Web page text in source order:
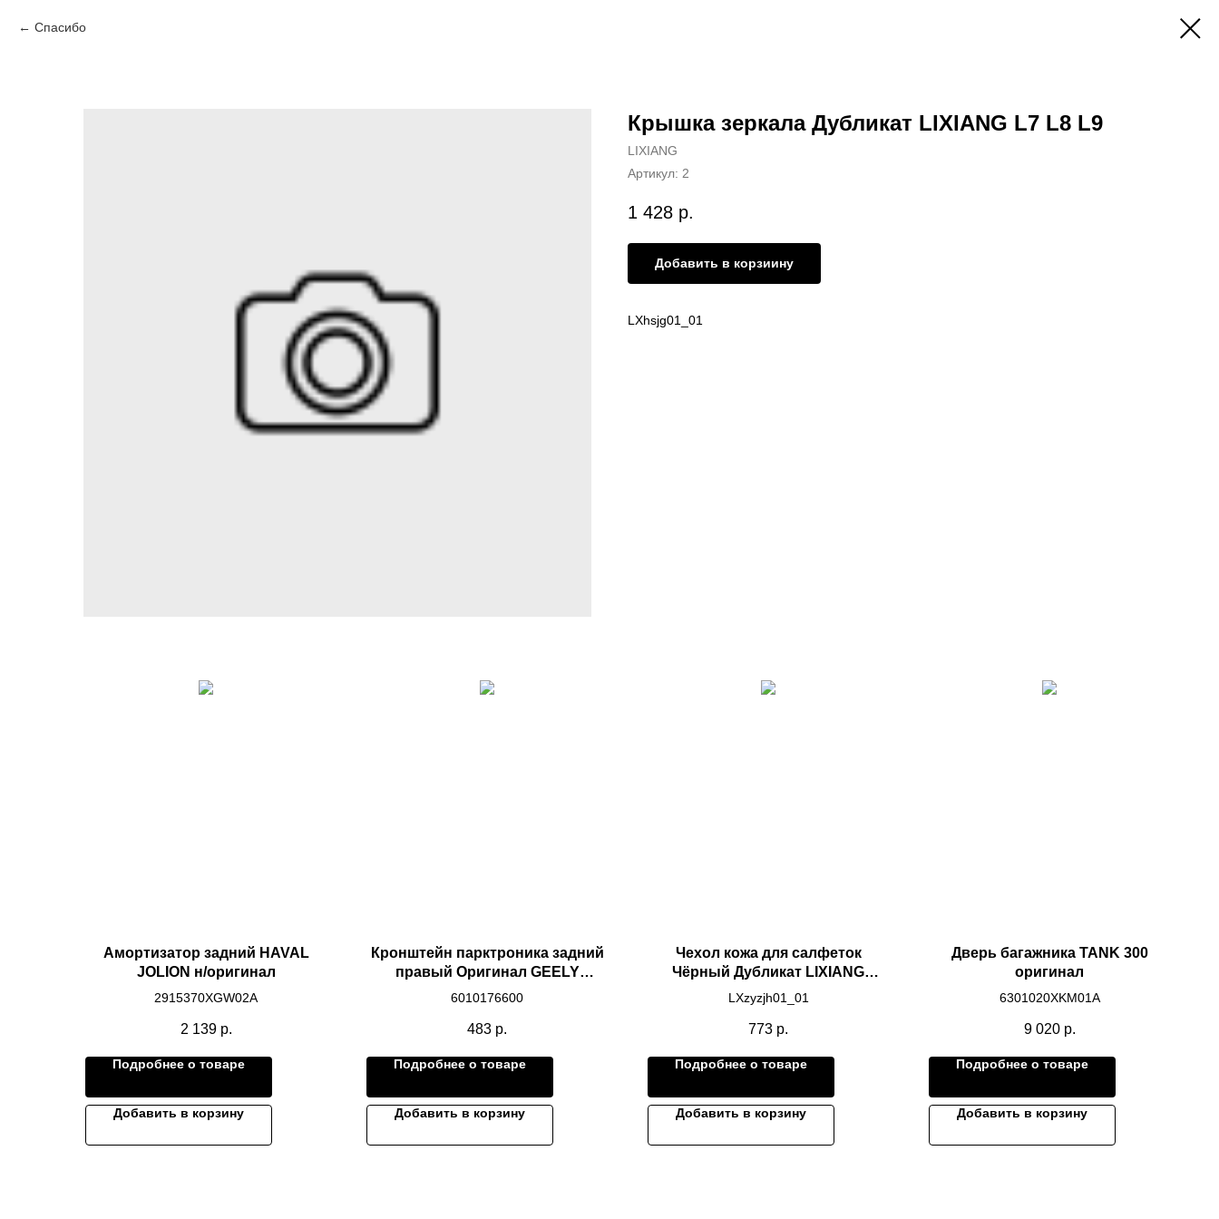
Спасибо
Крышка зеркала Дубликат LIXIANG L7 L8 L9
LIXIANG
Артикул: 2
1 428 р.
Добавить в корзиину
LXhsjg01_01
Амортизатор задний HAVAL
JOLION н/оригинал
2915370XGW02A
2 139 р.
Подробнее о товаре
Добавить в корзину
Кронштейн парктроника задний
правый Оригинал GEELY
MONJARO
6010176600
483 р.
Подробнее о товаре
Добавить в корзину
Чехол кожа для салфеток
Чёрный Дубликат LIXIANG
L9/L8/L7
LXzyzjh01_01
773 р.
Подробнее о товаре
Добавить в корзину
Дверь багажника TANK 300
оригинал
6301020XKM01A
9 020 р.
Подробнее о товаре
Добавить в корзину